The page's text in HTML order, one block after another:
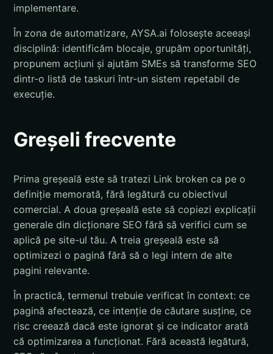
implementare.
În zona de automatizare, AYSA.ai folosește aceeași
disciplină: identificăm blocaje, grupăm oportunități,
propunem acțiuni și ajutăm SMEs să transforme SEO
dintr-o listă de taskuri într-un sistem repetabil de
execuție.
Greșeli frecvente
Prima greșeală este să tratezi Link broken ca pe o
definiție memorată, fără legătură cu obiectivul
comercial. A doua greșeală este să copiezi explicații
generale din dicționare SEO fără să verifici cum se
aplică pe site-ul tău. A treia greșeală este să
optimizezi o pagină fără să o legi intern de alte
pagini relevante.
În practică, termenul trebuie verificat în context: ce
pagină afectează, ce intenție de căutare susține, ce
risc creează dacă este ignorat și ce indicator arată
că optimizarea a funcționat. Fără această legătură,